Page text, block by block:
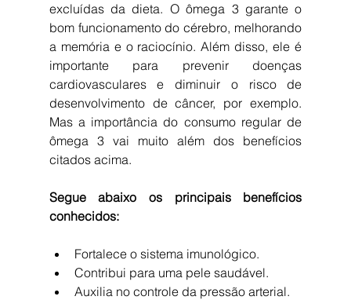
excluídas da dieta. O ômega 3 garante o
bom funcionamento do cérebro, melhorando
a memória e o raciocínio. Além disso, ele é
importante para prevenir doenças
cardiovasculares e diminuir o risco de
desenvolvimento de câncer, por exemplo.
Mas a importância do consumo regular de
ômega 3 vai muito além dos benefícios
citados acima.
Segue abaixo os principais benefícios
conhecidos:
Fortalece o sistema imunológico.
Contribui para uma pele saudável.
Auxilia no controle da pressão arterial.